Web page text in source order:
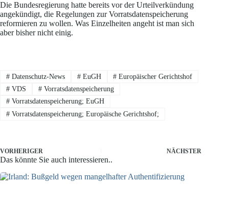
Die Bundesregierung hatte bereits vor der Urteilverkündung
angekündigt, die Regelungen zur Vorratsdatenspeicherung
reformieren zu wollen. Was Einzelheiten angeht ist man sich
aber bisher nicht einig.
#Datenschutz-News #EuGH # Europäischer Gerichtshof
#VDS #Vorratsdatenspeicherung
#Vorratsdatenspeicherung; EuGH
#Vorratsdatenspeicherung; Europäische Gerichtshof;
VORHERIGER NÄCHSTER
Das könnte Sie auch interessieren..